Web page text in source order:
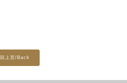
回上页/Back